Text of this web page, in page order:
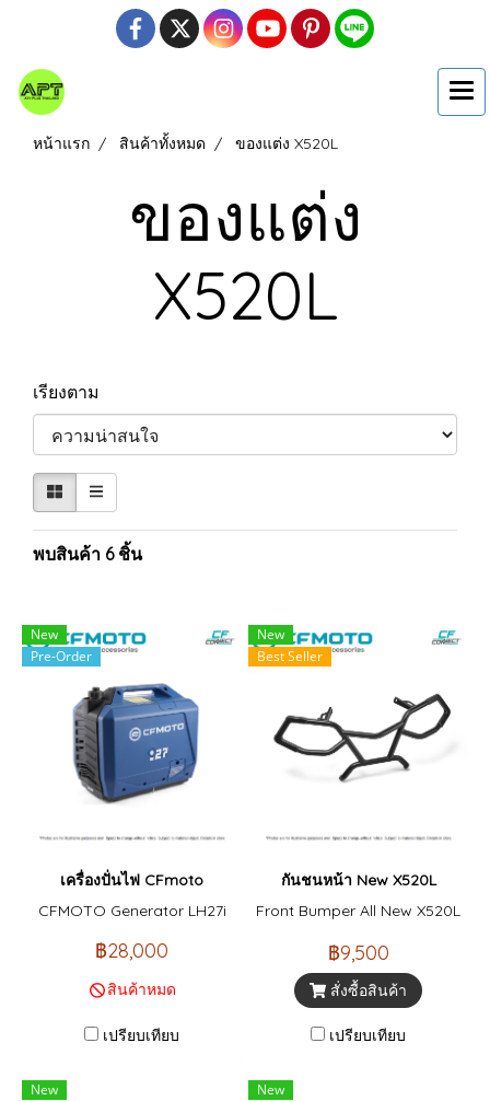
หน้าแรก สินค้าทั้งหมด ของแต่ง X520L
ของแต่ง
X520L
เรียงตาม
พบสินค้า 6 ชิ้น
New
Pre-Order
เครื่องปั่นไฟ CFmoto
CFMOTO Generator LH27i
฿28,000
สินค้าหมด
เปรียบเทียบ
New
Best Seller
กันชนหน้า New X520L
Front Bumper All New X520L
฿9,500
สั่งซื้อสินค้า
เปรียบเทียบ
New
New